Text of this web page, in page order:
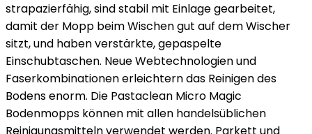
strapazierfähig, sind stabil mit Einlage gearbeitet,
damit der Mopp beim Wischen gut auf dem Wischer
sitzt, und haben verstärkte, gepaspelte
Einschubtaschen. Neue Webtechnologien und
Faserkombinationen erleichtern das Reinigen des
Bodens enorm. Die Pastaclean Micro Magic
Bodenmopps können mit allen handelsüblichen